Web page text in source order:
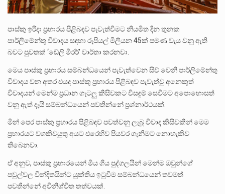
පාස්කු ඉරිදා ප්‍රහාරය පිළිබඳව පැවැත්වීමට නියමිත දින තුනක
පාර්ලිමේන්තු විවාදය සඳහා රුපියල් මිලියන 45ක් පමණ වැය වනු ඇති
බවට පුවතක් ‘ඩේලි මිරර්’ වාර්තා කරනවා.
මෙය පාස්කු ප්‍රහාරය සම්බන්ධයෙන් පැවැත්වෙන සිව් වෙනි පාර්ලිමේන්තු
විවාදය වන අතර එයද පාස්කු ප්‍රහාරය පිළිබඳව පැවැත්වූ අනෙකුත්
විවාදයන් මෙන්ම ප්‍රධාන ගැටලු කිසිවකට විසඳුම් සෙවීමට අපොහොසත්
වනු ඇත් දැයි සම්බන්ධයෙන් පවතින්නේ ප්‍රශ්නාර්ථයක්.
මින් පෙර පාස්කු ප්‍රහාරය පිළිබඳව පවත්වනු ලැබූ විවාද කිසිවකින් මෙම
ප්‍රහාරයට වගකිවයුතු අයට එරෙහිව පියවර ගැනීමට නොහැකිව
තිබෙනවා.
ඒ අනුව, පාස්කු ප්‍රහාරයෙන් මිය ගිය පුද්ගලයින් මෙන්ම ඔවුන්ගේ
පවුල්වල වින්දිතයින්ට යුක්තිය ඉටුවීම සම්බන්ධයෙන් තවමත්
පවතින්නේ අවිනිශ්චිත තත්වයක්.